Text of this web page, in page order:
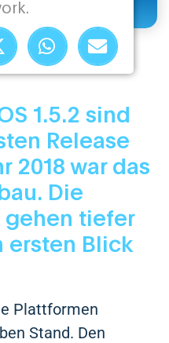
1.5.2 sind
Release
2018 war das
Die
gehen tiefer
ersten Blick
Plattformen
Stand. Den